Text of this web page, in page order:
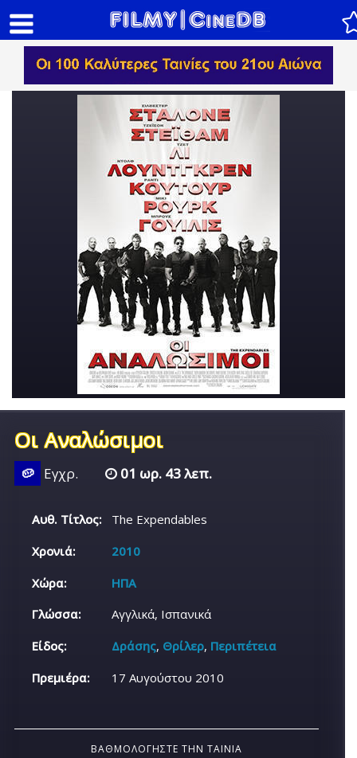
Οι Αναλώσιμοι
🥔 Εγχρ. 01 ωρ. 43 λεπ.
Αυθ. Τίτλος:
The Expendables
Χρονιά:
2010
Χώρα:
ΗΠΑ
Γλώσσα:
Αγγλικά, Ισπανικά
Είδος:
Δράσης, Θρίλερ, Περιπέτεια
Πρεμιέρα:
17 Αυγούστου 2010
ΒΑΘΜΟΛΟΓΉΣΤΕ ΤΗΝ ΤΑΙΝΊΑ